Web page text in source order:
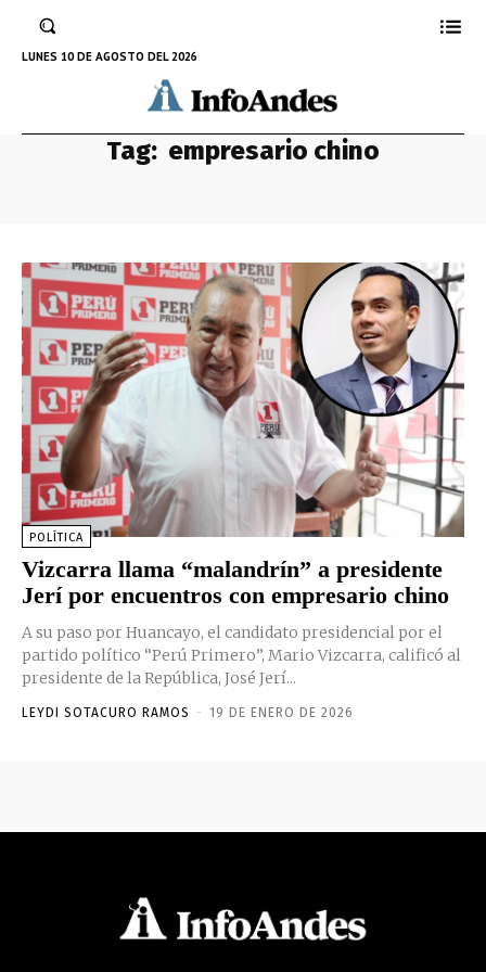
LUNES 10 DE AGOSTO DEL 2026
Tag: empresario chino
POLÍTICA
Vizcarra llama “malandrín” a presidente
Jerí por encuentros con empresario chino
A su paso por Huancayo, el candidato presidencial por el
partido político “Perú Primero”, Mario Vizcarra, calificó al
presidente de la República, José Jerí...
LEYDI SOTACURO RAMOS - 19 DE ENERO DE 2026